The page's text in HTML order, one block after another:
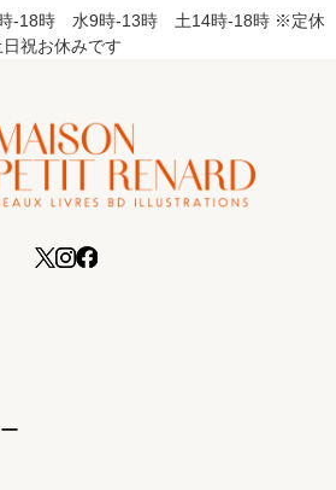
時-18時 水9時-13時 土14時-18時 ※定休
祝お休みです